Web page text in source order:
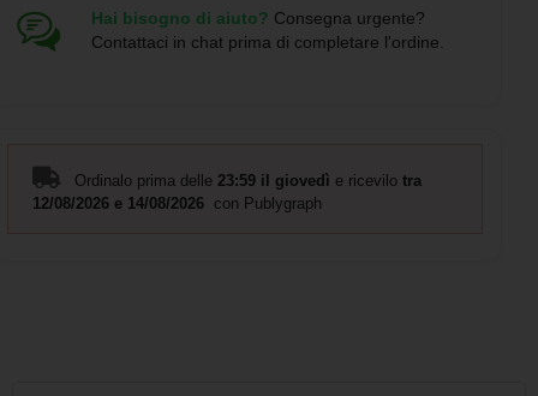
Hai bisogno di aiuto? Consegna urgente?
Contattaci in chat prima di completare l'ordine.
Ordinalo prima delle 23:59 il giovedì e ricevilo tra
12/08/2026 e 14/08/2026 con Publygraph